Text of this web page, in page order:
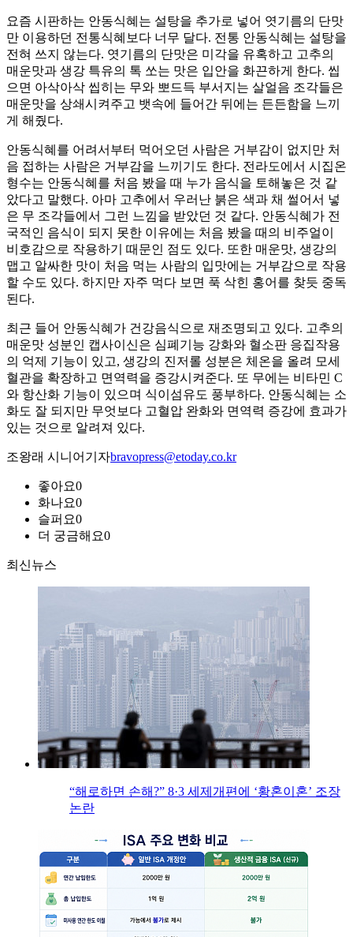
요즘 시판하는 안동식혜는 설탕을 추가로 넣어 엿기름의 단맛
만 이용하던 전통식혜보다 너무 달다. 전통 안동식혜는 설탕을
전혀 쓰지 않는다. 엿기름의 단맛은 미각을 유혹하고 고추의
매운맛과 생강 특유의 톡 쏘는 맛은 입안을 화끈하게 한다. 씹
으면 아삭아삭 씹히는 무와 뽀드득 부서지는 살얼음 조각들은
매운맛을 상쇄시켜주고 뱃속에 들어간 뒤에는 든든함을 느끼
게 해줬다.
안동식혜를 어려서부터 먹어오던 사람은 거부감이 없지만 처
음 접하는 사람은 거부감을 느끼기도 한다. 전라도에서 시집온
형수는 안동식혜를 처음 봤을 때 누가 음식을 토해놓은 것 같
았다고 말했다. 아마 고추에서 우러난 붉은 색과 채 썰어서 넣
은 무 조각들에서 그런 느낌을 받았던 것 같다. 안동식혜가 전
국적인 음식이 되지 못한 이유에는 처음 봤을 때의 비주얼이
비호감으로 작용하기 때문인 점도 있다. 또한 매운맛, 생강의
맵고 알싸한 맛이 처음 먹는 사람의 입맛에는 거부감으로 작용
할 수도 있다. 하지만 자주 먹다 보면 푹 삭힌 홍어를 찾듯 중독
된다.
최근 들어 안동식혜가 건강음식으로 재조명되고 있다. 고추의
매운맛 성분인 캡사이신은 심폐기능 강화와 혈소판 응집작용
의 억제 기능이 있고, 생강의 진저롤 성분은 체온을 올려 모세
혈관을 확장하고 면역력을 증강시켜준다. 또 무에는 비타민 C
와 항산화 기능이 있으며 식이섬유도 풍부하다. 안동식혜는 소
화도 잘 되지만 무엇보다 고혈압 완화와 면역력 증강에 효과가
있는 것으로 알려져 있다.
조왕래 시니어기자bravopress@etoday.co.kr
좋아요0
화나요0
슬퍼요0
더 궁금해요0
최신뉴스
“해로하면 손해?” 8·3 세제개편에 ‘황혼이혼’ 조장
논란